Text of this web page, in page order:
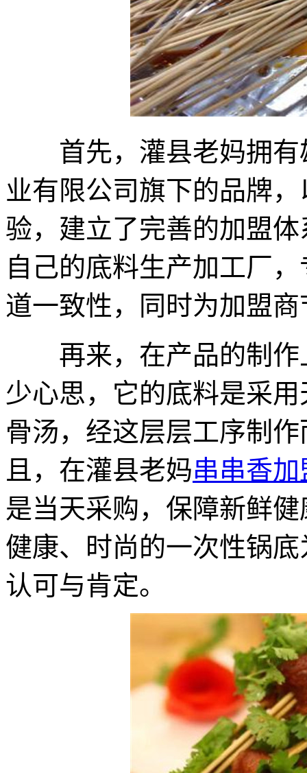
首先，灌县老妈拥有
业有限公司旗下的品牌
验，建立了完善的加盟
自己的底料生产加工厂
道一致性，同时为加盟
再来，在产品的制作
少心思，它的底料是采
骨汤，经这层层工序制
且，在灌县老妈串串香加
是当天采购，保障新鲜
健康、时尚的一次性锅
认可与肯定。